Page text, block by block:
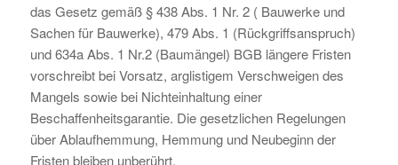
das Gesetz gemäß § 438 Abs. 1 Nr. 2 ( Bauwerke und
Sachen für Bauwerke), 479 Abs. 1 (Rückgriffsanspruch)
und 634a Abs. 1 Nr.2 (Baumängel) BGB längere Fristen
vorschreibt bei Vorsatz, arglistigem Verschweigen des
Mangels sowie bei Nichteinhaltung einer
Beschaffenheitsgarantie. Die gesetzlichen Regelungen
über Ablaufhemmung, Hemmung und Neubeginn der
Fristen bleiben unberührt.